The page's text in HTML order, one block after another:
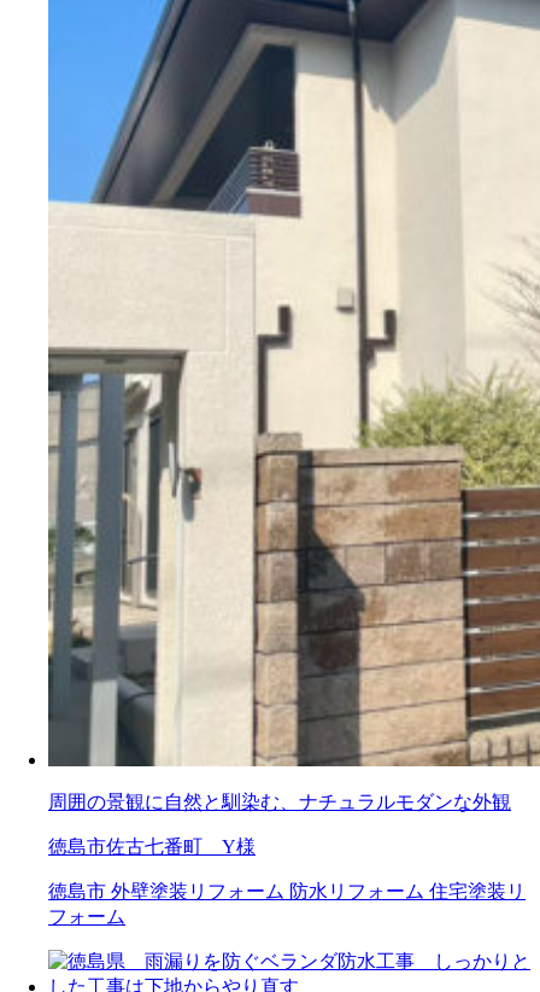
周囲の景観に自然と馴染む、ナチュラルモダンな外観
徳島市佐古七番町 Y様
徳島市 外壁塗装リフォーム 防水リフォーム 住宅塗装リ
フォーム